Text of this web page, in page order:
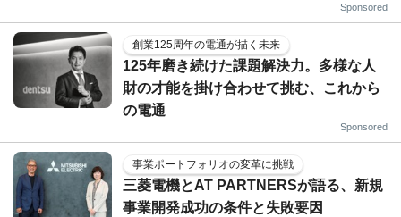
Sponsored
創業125周年の電通が描く未来
125年磨き続けた課題解決力。多様な人
財の才能を掛け合わせて挑む、これから
の電通
Sponsored
事業ポートフォリオの変革に挑戦
三菱電機とAT PARTNERSが語る、新規
事業開発成功の条件と失敗要因